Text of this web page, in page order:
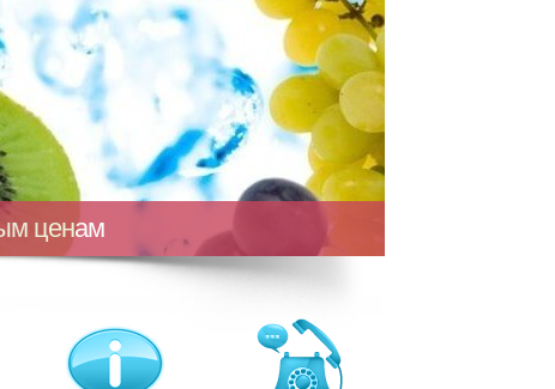
ценам